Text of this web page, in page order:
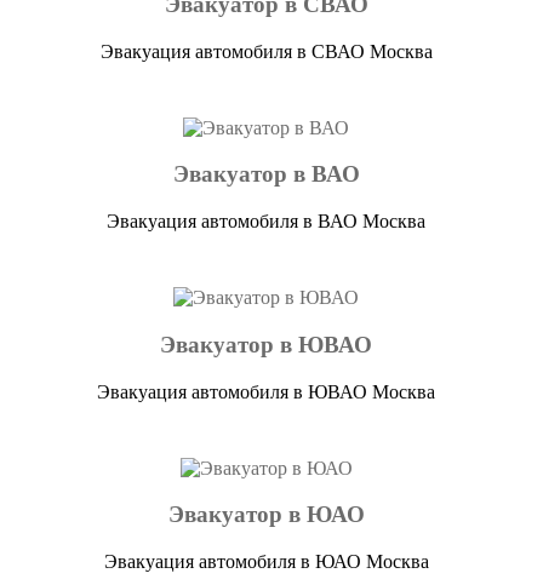
Эвакуация автомобиля в СВАО Москва
Эвакуатор в ВАО
Эвакуация автомобиля в ВАО Москва
Эвакуатор в ЮВАО
Эвакуация автомобиля в ЮВАО Москва
Эвакуатор в ЮАО
Эвакуация автомобиля в ЮАО Москва